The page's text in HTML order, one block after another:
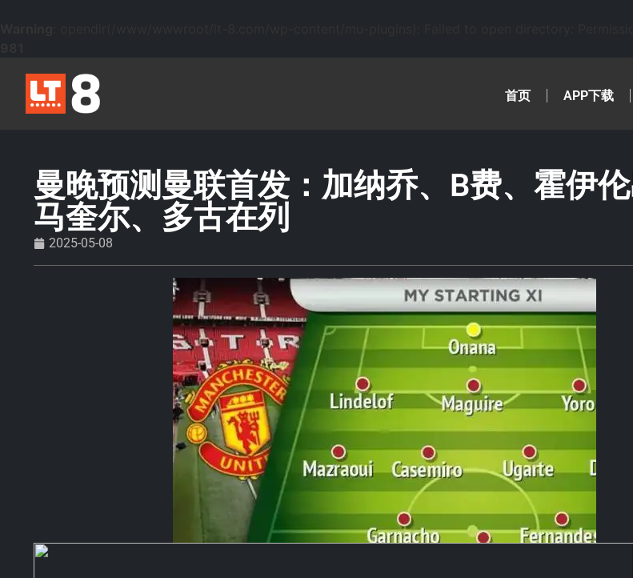
首页 APP下载
曼晚预测曼联首发：加纳乔、B费、霍伊伦
马奎尔、多古在列
2025-05-08